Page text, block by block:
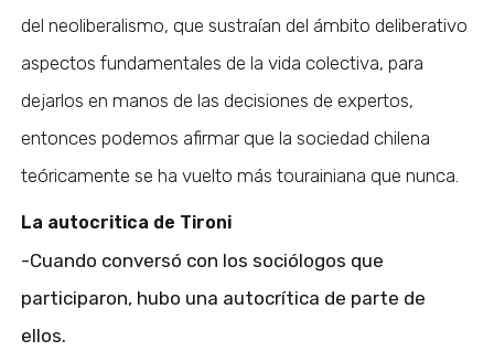
del neoliberalismo, que sustraían del ámbito deliberativo
aspectos fundamentales de la vida colectiva, para
dejarlos en manos de las decisiones de expertos,
entonces podemos afirmar que la sociedad chilena
teóricamente se ha vuelto más tourainiana que nunca.
La autocritica de Tironi
-Cuando conversó con los sociólogos que
participaron, hubo una autocrítica de parte de
ellos.